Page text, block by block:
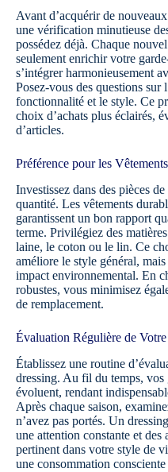
Avant d’acquérir de
une vérification minutieuse
possédez déjà. Chaque
seulement enrichir votre
s’intégrer harmonieusement
Posez-vous des questions sur
fonctionnalité et le style. Ce
choix d’achats plus éclairés,
d’articles.
Préférence pour les
Investissez dans des pièces
quantité. Les vêtements
garantissent un bon rapport
terme. Privilégiez des
laine, le coton ou le lin. Ce
améliore le style général,
impact environnemental. En
robustes, vous minimisez
de remplacement.
Évaluation Régulière de
Établissez une routine
dressing. Au fil du temps, vos
évoluent, rendant
Après chaque saison,
n’avez pas portés. Un
une attention constante et des
pertinent dans votre style de
une consommation consciente